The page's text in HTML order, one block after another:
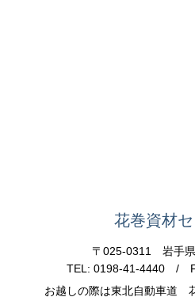
花巻資材
〒025-0311 岩手
TEL: 0198-41-4440 /
お越しの際は東北自動車道